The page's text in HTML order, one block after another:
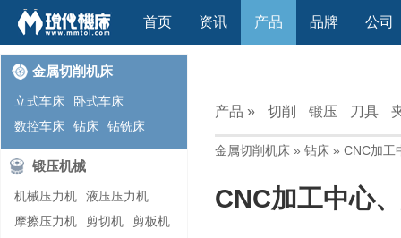
首页 资讯 产品 品牌 公司
金属切削机床
立式车床
卧式车床
数控车床
钻床
钻铣床
立式镗(铣)床
卧式镗(铣)床
龙门铣镗床
立式铣床
卧式铣床
雕刻机
平面磨床
外圆磨床
锻压机械
机械压力机
液压压力机
摩擦压力机
剪切机
剪板机
产品 » 切削 锻压 刀具
金属切削机床 » 钻床 » CNC加工
CNC加工中心